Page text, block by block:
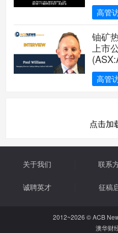
高管
铀矿
上市
高管
点击加
关于我们 联系
诚聘英才 征稿
2012~2026 © ACB
澳华财